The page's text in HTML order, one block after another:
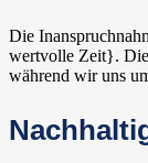
Die
wertvolle Zeit}.
während wir uns